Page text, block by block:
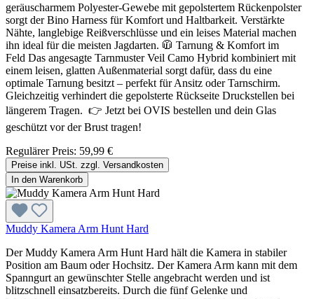
geräuscharmem Polyester‑Gewebe mit gepolstertem Rückenpolster
sorgt der Bino Harness für Komfort und Haltbarkeit. Verstärkte
Nähte, langlebige Reißverschlüsse und ein leises Material machen
ihn ideal für die meisten Jagdarten. 🧥 Tarnung & Komfort im
Feld Das angesagte Tarnmuster Veil Camo Hybrid kombiniert mit
einem leisen, glatten Außenmaterial sorgt dafür, dass du eine
optimale Tarnung besitzt – perfekt für Ansitz oder Tarnschirm.
Gleichzeitig verhindert die gepolsterte Rückseite Druckstellen bei
längerem Tragen. 👉 Jetzt bei OVIS bestellen und dein Glas
geschützt vor der Brust tragen!
Regulärer Preis: 59,99 €
Preise inkl. USt. zzgl. Versandkosten
In den Warenkorb
Muddy Kamera Arm Hunt Hard
Der Muddy Kamera Arm Hunt Hard hält die Kamera in stabiler
Position am Baum oder Hochsitz. Der Kamera Arm kann mit dem
Spanngurt an gewünschter Stelle angebracht werden und ist
blitzschnell einsatzbereits. Durch die fünf Gelenke und